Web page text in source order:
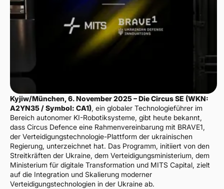
Kyjiw/München, 6. November 2025 – Die Circus SE (WKN:
A2YN35 / Symbol: CA1), ein globaler Technologieführer im
Bereich autonomer KI-Robotiksysteme, gibt heute bekannt,
dass Circus Defence eine Rahmenvereinbarung mit BRAVE1,
der Verteidigungstechnologie-Plattform der ukrainischen
Regierung, unterzeichnet hat. Das Programm, initiiert von den
Streitkräften der Ukraine, dem Verteidigungsministerium, dem
Ministerium für digitale Transformation und MITS Capital, zielt
auf die Integration und Skalierung moderner
Verteidigungstechnologien in der Ukraine ab.